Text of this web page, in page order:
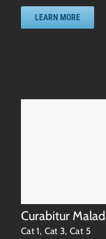
LEARN MORE
Curabitur
Cat 1, Cat 3,Cat 5